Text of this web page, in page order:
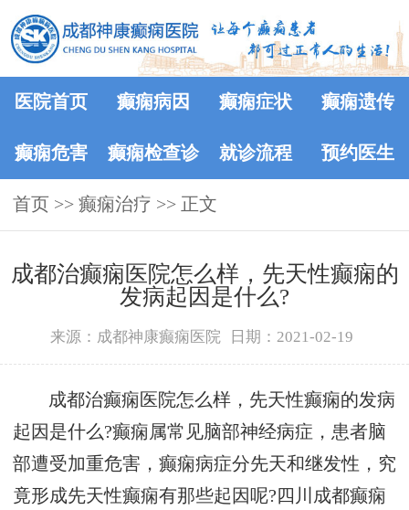
医院首页 癫痫病因 癫痫症状 癫痫遗传
癫痫危害 癫痫检查诊
断
就诊流程 预约医生
首页 >> 癫痫治疗 >> 正文
成都治癫痫医院怎么样，先天性癫痫的
发病起因是什么?
来源：成都神康癫痫医院 日期：2021-02-19
成都治癫痫医院怎么样，先天性癫痫的发病
起因是什么?癫痫属常见脑部神经病症，患者脑
部遭受加重危害，癫痫病症分先天和继发性，究
竟形成先天性癫痫有那些起因呢? 四川成都癫痫